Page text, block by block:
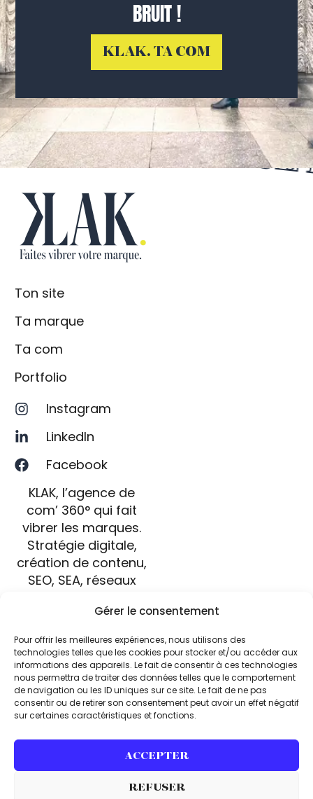
Gérer le consentement
Pour offrir les meilleures expériences, nous utilisons des
technologies telles que les cookies pour stocker et/ou accéder aux
informations des appareils. Le fait de consentir à ces technologies
nous permettra de traiter des données telles que le comportement
de navigation ou les ID uniques sur ce site. Le fait de ne pas
consentir ou de retirer son consentement peut avoir un effet négatif
sur certaines caractéristiques et fonctions.
ACCEPTER
REFUSER
DÉMARQUEZ VOUS ET FAITES DU
BRUIT !
Ton site
Ta marque
Ta com
Portfolio
Instagram
LinkedIn
Facebook
KLAK, l’agence de
com’ 360° qui fait
vibrer les marques.
Stratégie digitale,
création de contenu,
SEO, SEA, réseaux
votre visibilité et on
fait résonner votre
identité.
AGENCE
KLAK. © 2026 Tous droits
Mentions légales